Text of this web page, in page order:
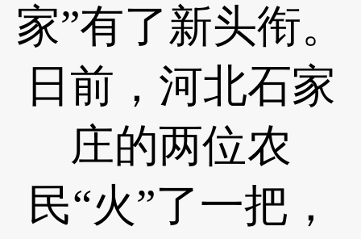
家”有了新头衔。
日前，河北石家
庄的两位农
民“火”了一把，